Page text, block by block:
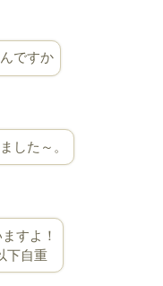
ですか
した～。
すよ！
下自重